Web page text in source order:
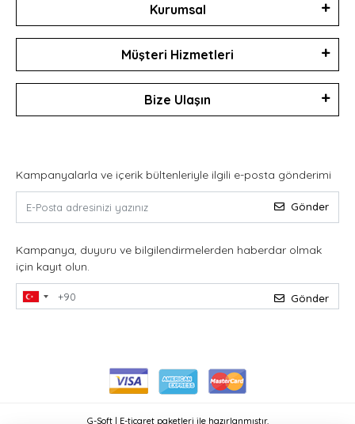
Kurumsal
Müşteri Hizmetleri
Bize Ulaşın
Kampanyalarla ve içerik bültenleriyle ilgili e-posta gönderimi
Gönder
Kampanya, duyuru ve bilgilendirmelerden haberdar olmak
için kayıt olun.
Gönder
G-Soft | E-ticaret paketleri ile hazırlanmıştır.